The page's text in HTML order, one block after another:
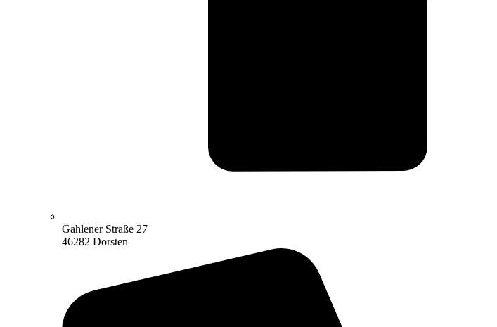
Gahlener Straße 27
46282 Dorsten